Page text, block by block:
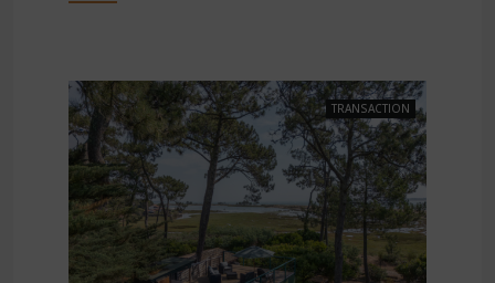
TRANSACTION